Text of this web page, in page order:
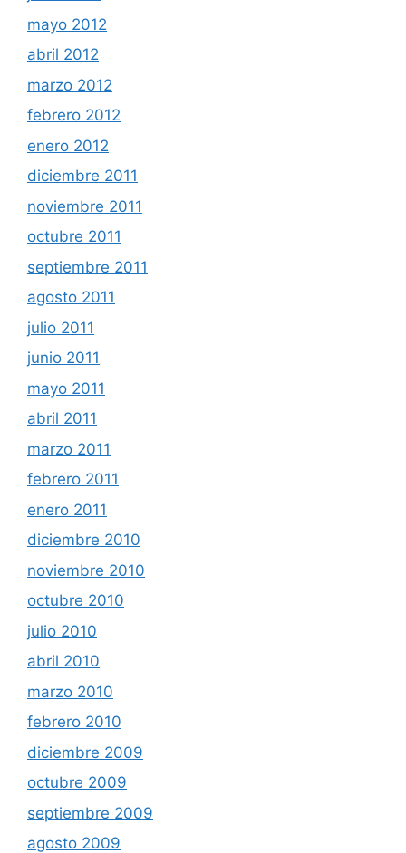
mayo 2012
abril 2012
marzo 2012
febrero 2012
enero 2012
diciembre 2011
noviembre 2011
octubre 2011
septiembre 2011
agosto 2011
julio 2011
junio 2011
mayo 2011
abril 2011
marzo 2011
febrero 2011
enero 2011
diciembre 2010
noviembre 2010
octubre 2010
julio 2010
abril 2010
marzo 2010
febrero 2010
diciembre 2009
octubre 2009
septiembre 2009
agosto 2009